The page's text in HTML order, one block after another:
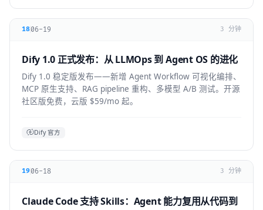
1806-19 3 分钟
Dify 1.0 正式发布：从 LLMOps 到 Agent OS 的进化
Dify 1.0 稳定版发布——新增 Agent Workflow 可视化编排、
MCP 原生支持、RAG pipeline 重构、多模型 A/B 测试。开源
社区版免费，云版 $59/mo 起。
Dify 官方
1906-18 3 分钟
Claude Code 支持 Skills：Agent 能力复用从代码到